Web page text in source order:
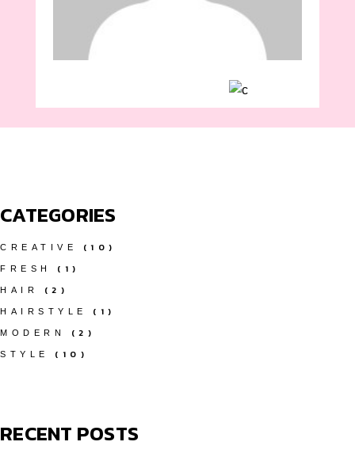
CATEGORIES
CREATIVE (10)
FRESH (1)
HAIR (2)
HAIRSTYLE (1)
MODERN (2)
STYLE (10)
RECENT POSTS